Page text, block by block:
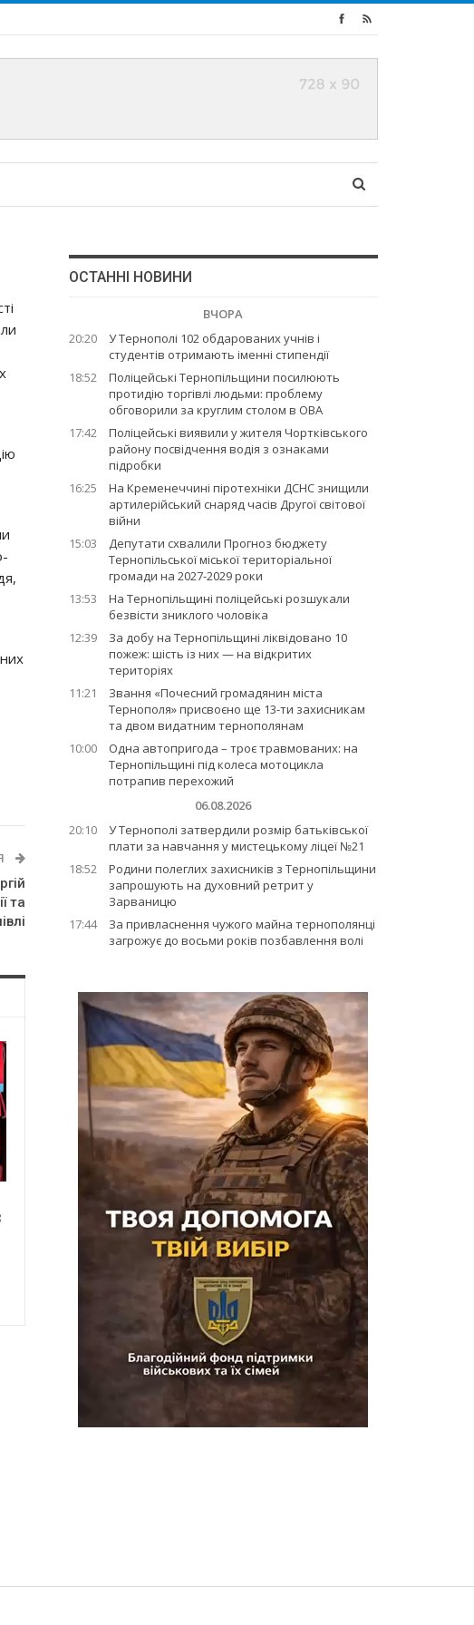
та
ОСТАННІ НОВИНИ
ВЧОРА
20:20
У Тернополі 102 обдарованих учнів і
студентів отримають іменні стипендії
18:52
Поліцейські Тернопільщини посилюють
протидію торгівлі людьми: проблему
обговорили за круглим столом в ОВА
17:42
Поліцейські виявили у жителя Чортківського
району посвідчення водія з ознаками
підробки
16:25
На Кременеччині піротехніки ДСНС знищили
артилерійський снаряд часів Другої світової
війни
15:03
Депутати схвалили Прогноз бюджету
Тернопільської міської територіальної
громади на 2027-2029 роки
13:53
На Тернопільщині поліцейські розшукали
безвісти зниклого чоловіка
12:39
За добу на Тернопільщині ліквідовано 10
пожеж: шість із них — на відкритих
територіях
11:21
Звання «Почесний громадянин міста
Тернополя» присвоєно ще 13-ти захисникам
та двом видатним тернополянам
10:00
Одна автопригода – троє травмованих: на
Тернопільщині під колеса мотоцикла
потрапив перехожий
06.08.2026
20:10
У Тернополі затвердили розмір батьківської
плати за навчання у мистецькому ліцеї №21
18:52
Родини полеглих захисників з Тернопільщини
запрошують на духовний ретрит у
Зарваницю
17:44
За привласнення чужого майна тернополянці
загрожує до восьми років позбавлення волі